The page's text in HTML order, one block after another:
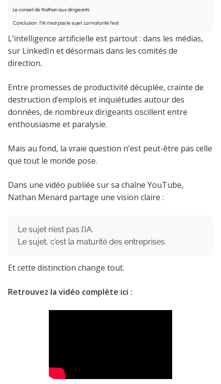
Le conseil de Nathan aux dirigeants
Conclusion : l’IA n’est pas le sujet. La maturité l’est.
L’intelligence artificielle est partout : dans les médias,
sur LinkedIn et désormais dans les comités de
direction.
Entre promesses de productivité décuplée, crainte de
destruction d’emplois et inquiétudes autour des
données, de nombreux dirigeants oscillent entre
enthousiasme et paralysie.
Mais au fond, la vraie question n’est peut-être pas celle
que tout le monde pose.
Dans une vidéo publiée sur sa chaîne YouTube,
Nathan Menard partage une vision claire :
Le sujet n’est pas l’IA.
Le sujet, c’est la maturité des entreprises.
Et cette distinction change tout.
Retrouvez la vidéo complète ici :